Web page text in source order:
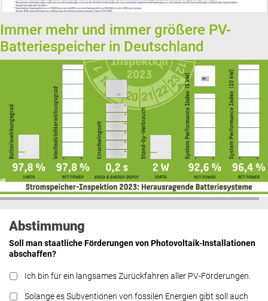
Immer mehr und immer größere PV-
Batteriespeicher in Deutschland
Abstimmung
Soll man staatliche Förderungen von Photovoltaik-Installationen
abschaffen?
Ich bin für ein langsames Zurückfahren aller PV-Förderungen.
Solange es Subventionen von fossilen Energien gibt soll auch